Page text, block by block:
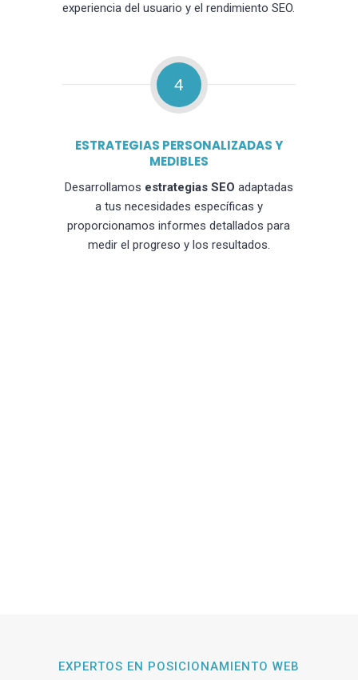
experiencia del usuario y el rendimiento SEO.
4
ESTRATEGIAS PERSONALIZADAS Y
MEDIBLES
Desarrollamos estrategias SEO adaptadas
a tus necesidades específicas y
proporcionamos informes detallados para
medir el progreso y los resultados.
EXPERTOS EN POSICIONAMIENTO WEB